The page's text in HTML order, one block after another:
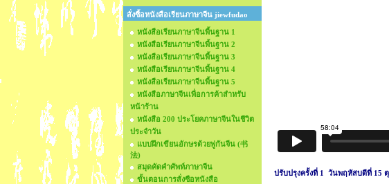
สั่งซื้อหนังสือเรียนภาษาจีน jiewfudao
หนังสือเรียนภาษาจีนพื้นฐาน 1
หนังสือเรียนภาษาจีนพื้นฐาน 2
หนังสือเรียนภาษาจีนพื้นฐาน 3
หนังสือเรียนภาษาจีนพื้นฐาน 4
หนังสือเรียนภาษาจีนพื้นฐาน 5
หนังสือภาษาจีนเพื่อการค้าสำหรับ
หน้าร้าน
หนังสือ 200 ประโยคภาษาจีนในชีวิต
ประจำวัน
แบบฝึกเขียนอักษรด้วยพู่กันจีน (书
法)
สมุดคัดคำศัพท์ภาษาจีน
ขั้นตอนการสั่งซือหนังสือ
ปรับปรุงครั้งที่ 1 วันพฤหัสบดีที่ 15 ตุ